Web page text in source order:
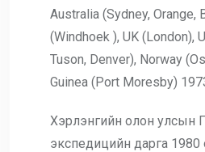
Australia (Sydney, Orange,
(Windhoek ), UK (London),
Tuson, Denver), Norway
Guinea (Port Moresby)
Хэрлэнгийн олон улсын
экспедицийн дарга 1980